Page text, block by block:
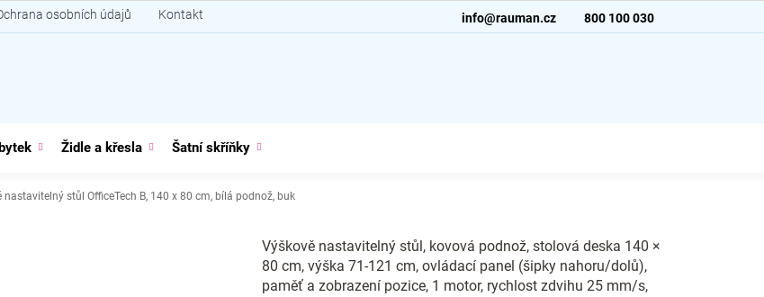
800 100 030
info@rauman.cz
osobních údajů Kontakt
Židle a křesla Šatní skříňky
nastavitelný stůl OfficeTech B, 140 x 80 cm, bílá podnož, buk
Výškově nastavitelný stůl, kovová podnož, stolová deska 140 ×
80 cm, výška 71-121 cm, ovládací panel (šipky nahoru/dolů),
paměť a zobrazení pozice, 1 motor, rychlost zdvihu 25 mm/s,